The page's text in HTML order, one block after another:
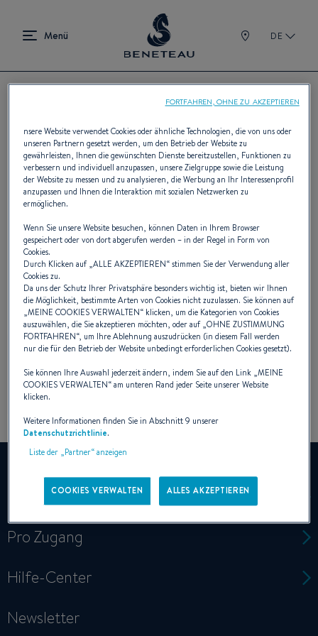
DE
Finden Sie Ihren BENETEAU-
Vertraghändler
Mit 400 Vertragshändlern auf allen fünf
Kontinenten verfügt BENETEAU über das
weltweit größte Wassersportnetzwerk.
Schnellzugriff
Pro Zugang
Hilfe-Center
Newsletter
nsere Website verwendet Cookies oder ähnliche Technologien, die von uns oder
unseren Partnern gesetzt werden, um den Betrieb der Website zu
gewährleisten, Ihnen die gewünschten Dienste bereitzustellen, Funktionen zu
verbessern und individuell anzupassen, unsere Zielgruppe sowie die Leistung
der Website zu messen und zu analysieren, die Werbung an Ihr Interessenprofil
anzupassen und Ihnen die Interaktion mit sozialen Netzwerken zu
ermöglichen.
Wenn Sie unsere Website besuchen, können Daten in Ihrem Browser
gespeichert oder von dort abgerufen werden – in der Regel in Form von
Cookies.
Durch Klicken auf „ALLE AKZEPTIEREN“ stimmen Sie der Verwendung aller
Cookies zu.
Da uns der Schutz Ihrer Privatsphäre besonders wichtig ist, bieten wir Ihnen
die Möglichkeit, bestimmte Arten von Cookies nicht zuzulassen. Sie können auf
„MEINE COOKIES VERWALTEN“ klicken, um die Kategorien von Cookies
auszuwählen, die Sie akzeptieren möchten, oder auf „OHNE ZUSTIMMUNG
FORTFAHREN“, um Ihre Ablehnung auszudrücken (in diesem Fall werden
nur die für den Betrieb der Website unbedingt erforderlichen Cookies gesetzt).
Sie können Ihre Auswahl jederzeit ändern, indem Sie auf den Link „MEINE
COOKIES VERWALTEN“ am unteren Rand jeder Seite unserer Website
klicken.
Weitere Informationen finden Sie in Abschnitt 9 unserer
Datenschutzrichtlinie.
Liste der „Partner“ anzeigen
COOKIES VERWALTEN ALLES AKZEPTIEREN
FORTFAHREN, OHNE ZU AKZEPTIEREN